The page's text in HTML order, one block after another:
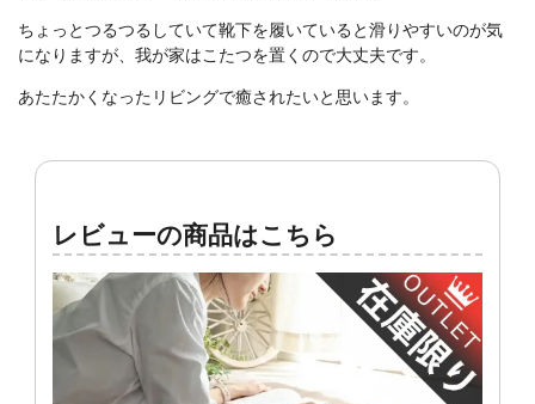
ちょっとつるつるしていて靴下を履いていると滑りやすいのが気
になりますが、我が家はこたつを置くので大丈夫です。
あたたかくなったリビングで癒されたいと思います。
レビューの商品はこちら